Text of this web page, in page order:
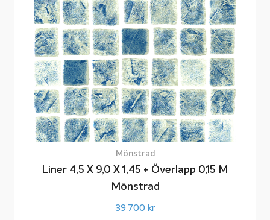
Mönstrad
Liner 4,5 X 9,0 X 1,45 + Överlapp 0,15 M
Mönstrad
39 700 kr